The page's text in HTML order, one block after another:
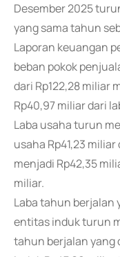
Desember 2025
yang sama tahun
Laporan keuangan
beban pokok
dari Rp122,28 miliar
Rp40,97 miliar dari
Laba usaha turun
usaha Rp41,23
menjadi Rp42,35
miliar.
Laba tahun berjalan
entitas induk turun
tahun berjalan yang